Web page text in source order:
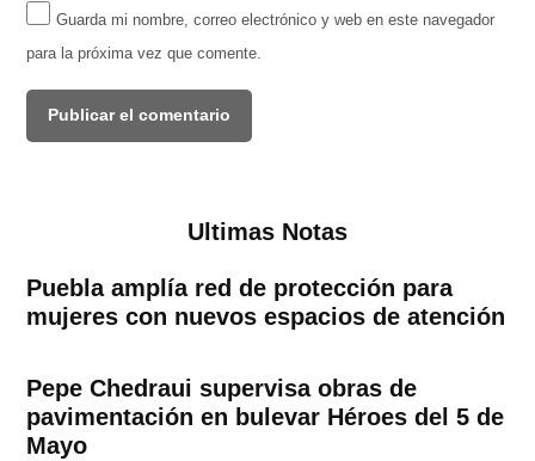
Guarda mi nombre, correo electrónico y web en este navegador
para la próxima vez que comente.
Ultimas Notas
Puebla amplía red de protección para
mujeres con nuevos espacios de atención
Pepe Chedraui supervisa obras de
pavimentación en bulevar Héroes del 5 de
Mayo